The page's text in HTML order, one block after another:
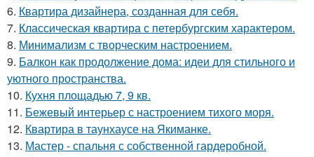
6. Квартира дизайнера, созданная для себя.
7. Классическая квартира с петербургским характером.
8. Минимализм с творческим настроением.
9. Балкон как продолжение дома: идеи для стильного и
уютного пространства.
10. Кухня площадью 7, 9 кв.
11. Бежевый интерьер с настроением тихого моря.
12. Квартира в таунхаусе на Якиманке.
13. Мастер - спальня с собственной гардеробной.